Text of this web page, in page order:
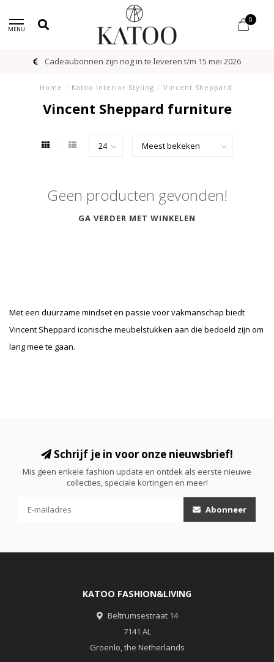
MENU
0
Cadeaubonnen zijn nog in te leveren t/m 15 mei 2026
Home / Katoo Interior Styling / Vincent Sheppard
Vincent Sheppard furniture
Geen producten gevonden!
GA VERDER MET WINKELEN
Met een duurzame mindset en passie voor vakmanschap biedt
Vincent Sheppard iconische meubelstukken aan die bedoeld zijn om
lang mee te gaan.
Schrijf je in voor onze nieuwsbrief!
Mis geen enkele fashion update en ontdek als eerste nieuwe
collecties, speciale kortingen en meer!
Abonneer
KATOO FASHION&LIVING
Beltrumsestraat 14
7141 AL
Groenlo, the Netherlands